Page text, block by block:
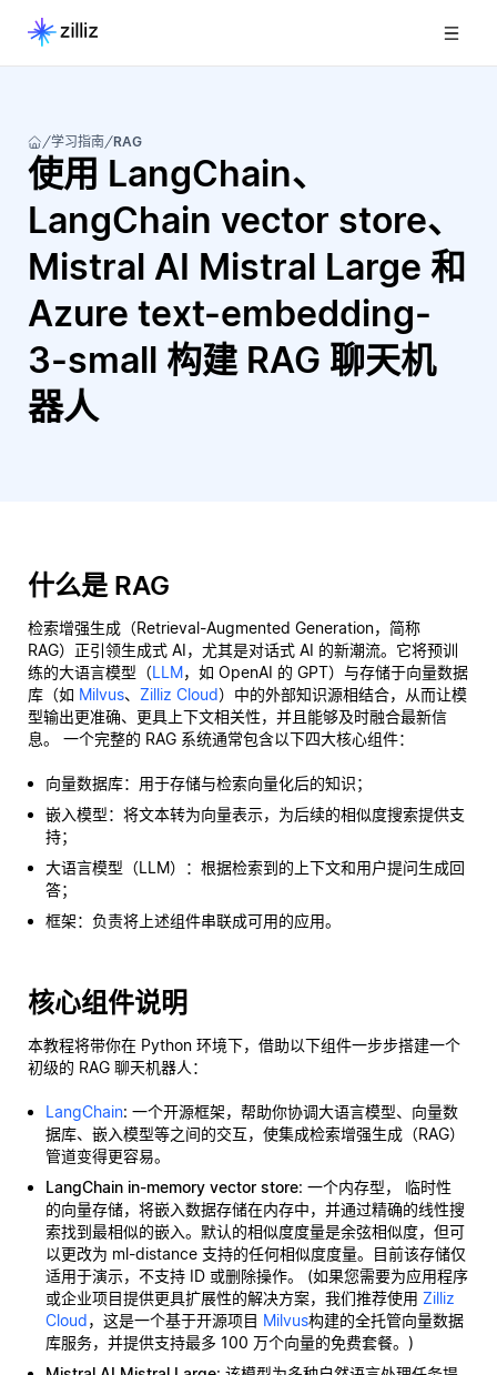
学习指南 RAG
使用 LangChain、
LangChain vector store、
Mistral AI Mistral Large 和
Azure text-embedding-
3-small 构建 RAG 聊天机
器人
什么是 RAG
检索增强生成（Retrieval-Augmented Generation，简称
RAG）正引领生成式 AI，尤其是对话式 AI 的新潮流。它将预训
练的大语言模型（LLM，如 OpenAI 的 GPT）与存储于向量数据
库（如 Milvus、 Zilliz Cloud）中的外部知识源相结合，从而让模
型输出更准确、更具上下文相关性，并且能够及时融合最新信
息。 一个完整的 RAG 系统通常包含以下四大核心组件：
向量数据库：用于存储与检索向量化后的知识；
嵌入模型：将文本转为向量表示，为后续的相似度搜索提供支
持；
大语言模型（LLM）：根据检索到的上下文和用户提问生成回
答；
框架：负责将上述组件串联成可用的应用。
核心组件说明
本教程将带你在 Python 环境下，借助以下组件一步步搭建一个
初级的 RAG 聊天机器人：
LangChain: 一个开源框架，帮助你协调大语言模型、向量数
据库、嵌入模型等之间的交互，使集成检索增强生成（RAG）
管道变得更容易。
LangChain in-memory vector store: 一个内存型， 临时性
的向量存储，将嵌入数据存储在内存中，并通过精确的线性搜
索找到最相似的嵌入。默认的相似度度量是余弦相似度，但可
以更改为 ml-distance 支持的任何相似度度量。目前该存储仅
适用于演示，不支持 ID 或删除操作。 (如果您需要为应用程序
或企业项目提供更具扩展性的解决方案，我们推荐使用 Zilliz
Cloud，这是一个基于开源项目 Milvus构建的全托管向量数据
库服务，并提供支持最多 100 万个向量的免费套餐。)